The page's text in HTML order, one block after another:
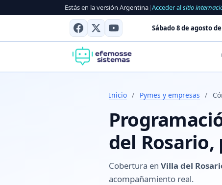
Estás en la versión Argentina|Acceder alsitio
Sábado 8 de agosto de
Inicio / Pymes y empresas /
del Rosario,
Cobertura en Villa del
acompañamiento real.